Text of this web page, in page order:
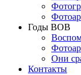
Годы ВОВ
Они
Контакты